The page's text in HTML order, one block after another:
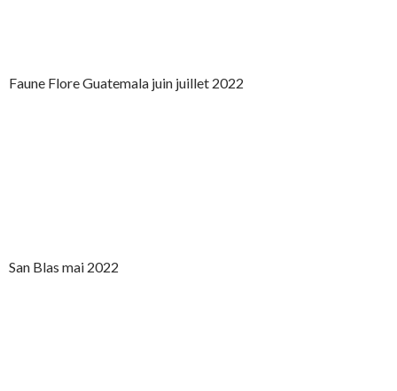
Faune Flore Guatemala juin juillet 2022
San Blas mai 2022